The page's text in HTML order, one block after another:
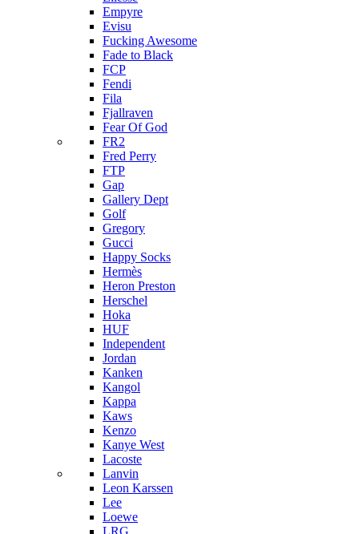
Empyre
Evisu
Fucking Awesome
Fade to Black
FCP
Fendi
Fila
Fjallraven
Fear Of God
FR2
Fred Perry
FTP
Gap
Gallery Dept
Golf
Gregory
Gucci
Happy Socks
Hermès
Heron Preston
Hersсhel
Hoka
HUF
Independent
Jordan
Kanken
Kangol
Kappa
Kaws
Kenzo
Kanye West
Lacoste
Lanvin
Leon Karssen
Lee
Loewe
LRG